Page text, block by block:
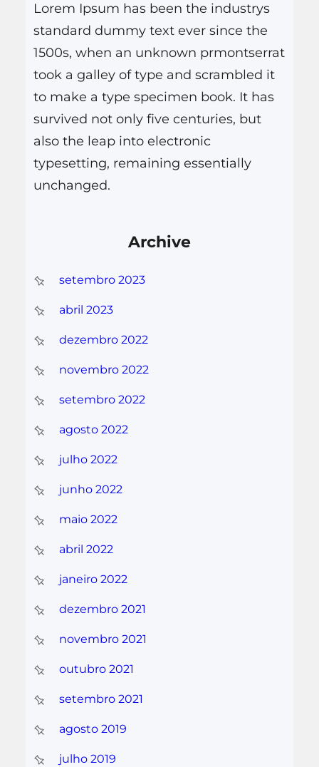
Lorem Ipsum has been the industrys
standard dummy text ever since the
1500s, when an unknown prmontserrat
took a galley of type and scrambled it
to make a type specimen book. It has
survived not only five centuries, but
also the leap into electronic
typesetting, remaining essentially
unchanged.
Archive
setembro 2023
abril 2023
dezembro 2022
novembro 2022
setembro 2022
agosto 2022
julho 2022
junho 2022
maio 2022
abril 2022
janeiro 2022
dezembro 2021
novembro 2021
outubro 2021
setembro 2021
agosto 2019
julho 2019